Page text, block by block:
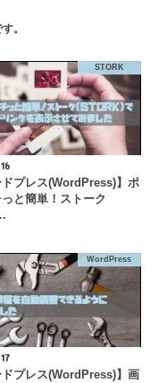
。
STORK
ドプレス(WordPress)】ポ
と簡単！ストーク
WordPress
ドプレス(WordPress)】画